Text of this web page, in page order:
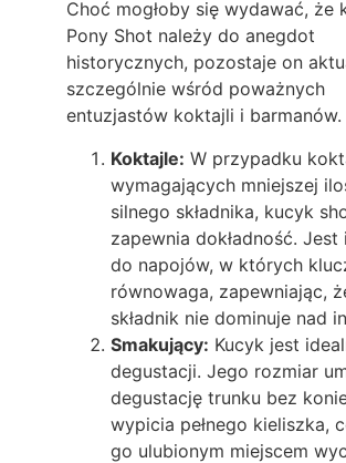
Choć mogłoby się wydawać, że
Pony Shot należy do anegdot
historycznych, pozostaje on
szczególnie wśród poważnych
entuzjastów koktajli i barmanów.
Koktajle: W przypadku
wymagających mniejszej
silnego składnika, kucyk
zapewnia dokładność. Jest
do napojów, w których
równowaga, zapewniając,
składnik nie dominuje nad
Smakujący: Kucyk jest
degustacji. Jego rozmiar
degustację trunku bez
wypicia pełnego kieliszka,
go ulubionym miejscem